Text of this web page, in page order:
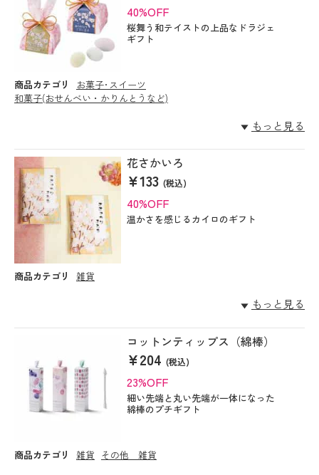
40%OFF
桜舞う和テイストの上品なドラジェ
ギフト
商品カテゴリ
お菓子･スイーツ
和菓子(おせんべい・かりんとうなど)
もっと見る
花さかいろ
¥133(税込)
40%OFF
温かさを感じるカイロのギフト
商品カテゴリ 雑貨
もっと見る
コットンティップス（綿棒）
¥204(税込)
23%OFF
細い先端と丸い先端が一体になった
綿棒のプチギフト
商品カテゴリ 雑貨 その他 雑貨